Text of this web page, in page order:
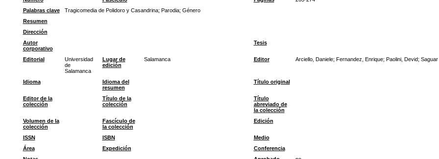
Palabras clave
Tragicomedia de Polidoro y Casandrina; Parodia; Género
Resumen
Dirección
Autor
corporativo
Tesis
Editorial
Universidad
de
Salamanca
Lugar de
edición
Salamanca Editor Arciello, Daniele; Fernandez, Enrique; Paolini, Devid;
Idioma
Idioma del
resumen
Título original
Editor de la
colección
Título de la
colección
Título
abreviado de
la colección
Volumen de la
colección
Fascículo de
la colección
Edición
ISSN ISBN
Medio
Área
Expedición
Conferencia